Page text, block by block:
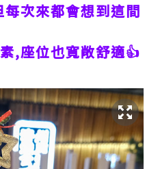
次來都會想到這間
,座位也寬敞舒適👍